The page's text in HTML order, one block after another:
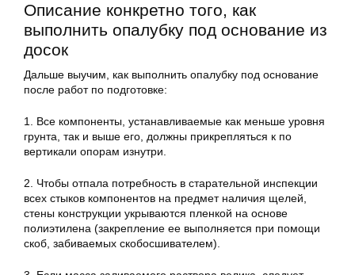
Описание конкретно того, как
выполнить опалубку под основание из
досок
Дальше выучим, как выполнить опалубку под основание
после работ по подготовке:
1. Все компоненты, устанавливаемые как меньше уровня
грунта, так и выше его, должны прикрепляться к по
вертикали опорам изнутри.
2. Чтобы отпала потребность в старательной инспекции
всех стыков компонентов на предмет наличия щелей,
стены конструкции укрываются пленкой на основе
полиэтилена (закрепление ее выполняется при помощи
скоб, забиваемых скобосшивателем).